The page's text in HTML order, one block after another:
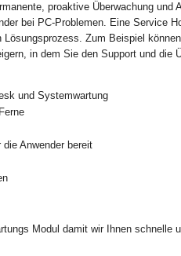
proaktive Überwachung und
bei PC-Problemen. Eine Service
Lösungsprozess. Zum Beispiel
in dem Sie den Support und die
und Systemwartung
Anwender bereit
Modul damit wir Ihnen schnelle